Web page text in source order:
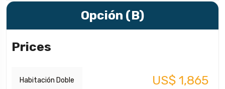
Opción (B)
Prices
Habitación Doble US$ 1,865